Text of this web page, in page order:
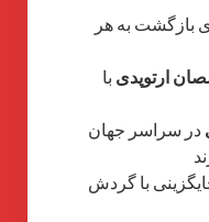
بازگشت به هر
ارتوپدی با
در سراسر جهان
با گردش